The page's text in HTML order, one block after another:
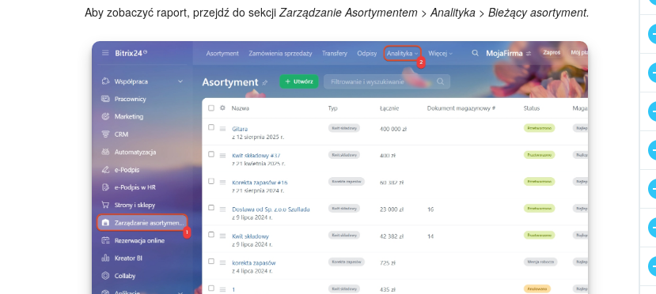
Aby zobaczyć raport, przejdź do sekcji Zarządzanie Asortymentem > Analityka > Bieżący asortyment.